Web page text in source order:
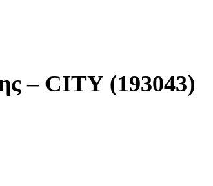
– CITY (193043)